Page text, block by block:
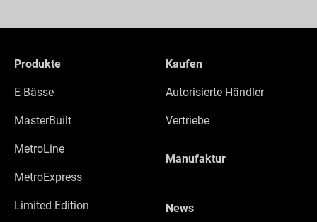
Produkte
E-Bässe
MasterBuilt
MetroLine
MetroExpress
Limited Edition
Kaufen
Autorisierte Händler
Vertriebe
Manufaktur
News